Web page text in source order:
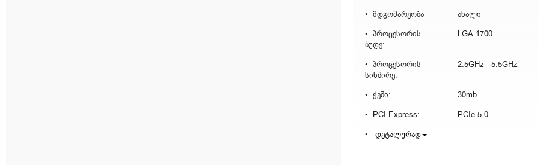
მდგომარეობა
ახალი
პროცესორის
ბუდე:
LGA 1700
პროცესორის
სიხშირე:
2.5GHz - 5.5GHz
ქეში:
30mb
PCI Express:
PCIe 5.0
დეტალურად